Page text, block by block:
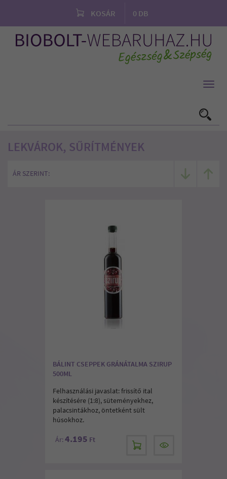
KOSÁR 0 DB
LEKVÁROK, SŰRÍTMÉNYEK
ÁR SZERINT:
BÁLINT CSEPPEK GRÁNÁTALMA SZIRUP
500ML
Felhasználási javaslat: frissítő ital
készítésére (1:8), süteményekhez,
palacsintákhoz, öntetként sült
húsokhoz.
Ár: 4.195 Ft